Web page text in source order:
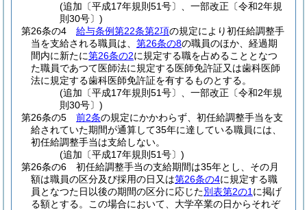
(追加〔平成17年規則51号〕、一部改正〔令和2年規
則30号〕)
第26条の4
給与条例第22条第2項の規定により初任給調整手
当を支給される職員は、 第26条の8の職員のほか、経過期
間内に新たに第26条の2に規定する職を占めることとなつ
た職員であつて医師法に規定する医師免許証又は歯科医師
法に規定する歯科医師免許証を有するものとする。
(追加〔平成17年規則51号〕、一部改正〔令和2年規
則30号〕)
第26条の5
前2条の規定にかかわらず、初任給調整手当を支
給されていた期間が通算して35年に達している職員には、
初任給調整手当は支給しない。
(追加〔平成17年規則51号〕)
第26条の6
初任給調整手当の支給期間は35年とし、その月
額は職員の区分及び採用の日又は第26条の4に規定する職
員となつた日以後の期間の区分に応じた別表第2の1 に掲げ
る額とする。
この場合において、大学卒業の日からそれぞ